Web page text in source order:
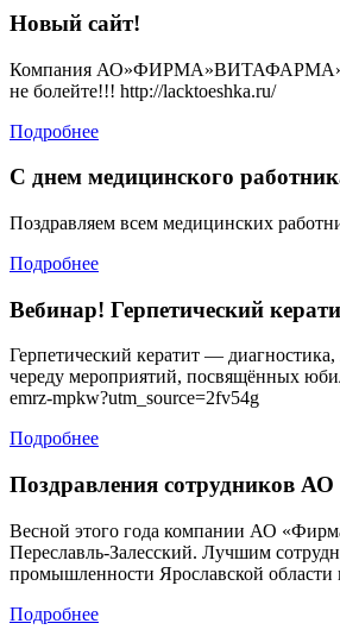
Новый сайт!
Компания АО»ФИРМА»ВИТАФАРМА»
не болейте!!! http://lacktoeshka.ru/
Подробнее
С днем медицинского
Поздравляем всем медицинских
Подробнее
Вебинар! Герпетический
Герпетический кератит —
череду мероприятий, посвящённых
emrz-mpkw?utm_source=2fv54g
Подробнее
Поздравления сотрудников
Весной этого года компании АО
Переславль-Залесский. Лучшим
промышленности Ярославской области
Подробнее